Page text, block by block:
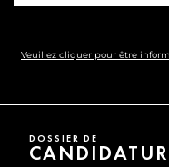
Veuillez cliquer pour être
DOSSIER DE